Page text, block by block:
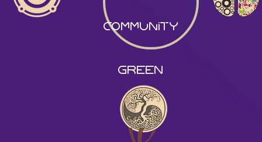
community
GREEN